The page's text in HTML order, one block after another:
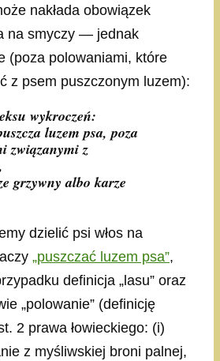
nakłada obowiązek
na smyczy — jednak
(poza polowaniami, które
z psem puszczonym luzem):
wykroczeń:
luzem psa, poza
związanymi z
grzywny albo karze
dzielić psi włos na
„puszczać luzem psa”,
definicja „lasu” oraz
„polowanie” (definicję
2 prawa łowieckiego: (i)
z myśliwskiej broni palnej,